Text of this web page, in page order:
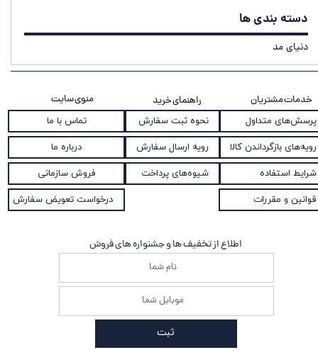
دسته بندی ها
دنیای مد
راهنمای خرید
نحوه ثبت سفارش
رویه ارسال سفارش
شیوه‌های پرداخت
خدمات مشتریان
پرسش‌های متداول
رویه‌های بازگرداندن کالا
شرایط استفاده
قوانین و مقررات
منوی سایت
تماس با ما
درباره ما
فروش سازمانی
درخواست تعویض سفارش
اطلاع از تخفیف ها و جشنواره های فروش
ثبت